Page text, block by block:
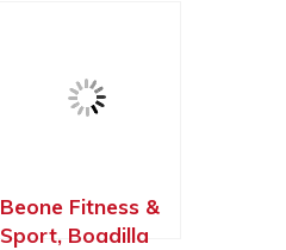
Beone Fitness &
Sport, Boadilla